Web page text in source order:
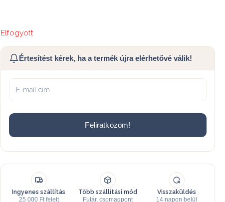
Elfogyott
Értesítést kérek, ha a termék újra elérhetővé válik!
Feliratkozom!
Ingyenes szállítás
25 000 Ft felett
Több szállítási mód
Futár, csomagpont
Visszaküldés
14 napon belül